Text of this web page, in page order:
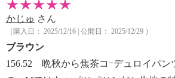
かじゅ さん
（購入日： 2025/12/16 | 公開日： 2025/12/29 ）
ブラウン
156.52 晩秋から焦茶コｰデュロイパン